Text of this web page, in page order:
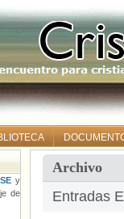
Archivo
Entradas
y
de